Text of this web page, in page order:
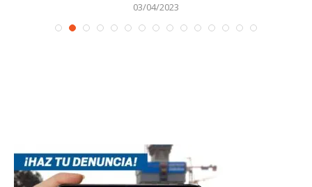
03/04/2023